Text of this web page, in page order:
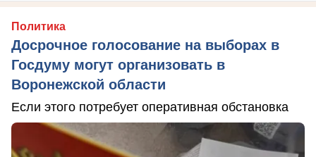
Политика
Досрочное голосование на выборах в
Госдуму могут организовать в
Воронежской области
Если этого потребует оперативная обстановка